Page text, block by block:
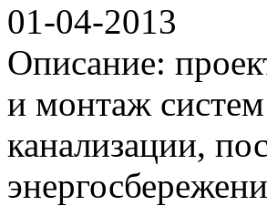
01-04-2013
Описание:
и монтаж
канализации,